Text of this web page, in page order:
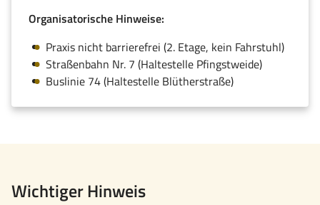
Organisatorische Hinweise:
Praxis nicht barrierefrei (2. Etage, kein Fahrstuhl)
Straßenbahn Nr. 7 (Haltestelle Pfingstweide)
Buslinie 74 (Haltestelle Blütherstraße)
Wichtiger Hinweis